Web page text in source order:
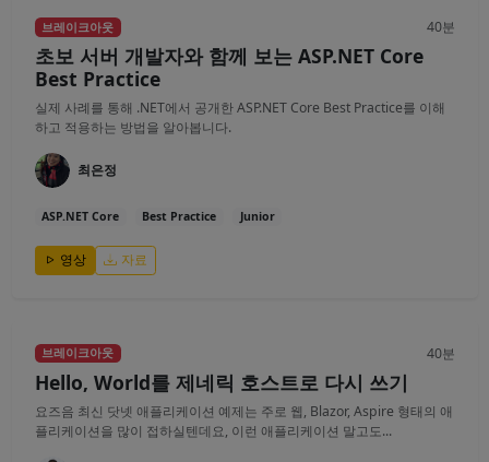
브레이크아웃 40분
초보 서버 개발자와 함께 보는 ASP.NET Core
Best Practice
실제 사례를 통해 .NET에서 공개한 ASP.NET Core Best Practice를 이해
하고 적용하는 방법을 알아봅니다.
최은정
ASP.NET Core Best Practice Junior
영상 자료
브레이크아웃 40분
Hello, World를 제네릭 호스트로 다시 쓰기
요즈음 최신 닷넷 애플리케이션 예제는 주로 웹, Blazor, Aspire 형태의 애
플리케이션을 많이 접하실텐데요, 이런 애플리케이션 말고도...